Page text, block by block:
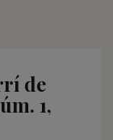
de
1,